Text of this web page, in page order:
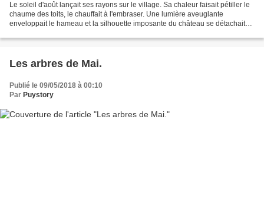
Le soleil d'août lançait ses rayons sur le village. Sa chaleur faisait pétiller le
chaume des toits, le chauffait à l'embraser. Une lumière aveuglante
enveloppait le hameau et la silhouette imposante du château se détachait
Les arbres de Mai.
Publié le 09/05/2018 à 00:10
Par Puystory